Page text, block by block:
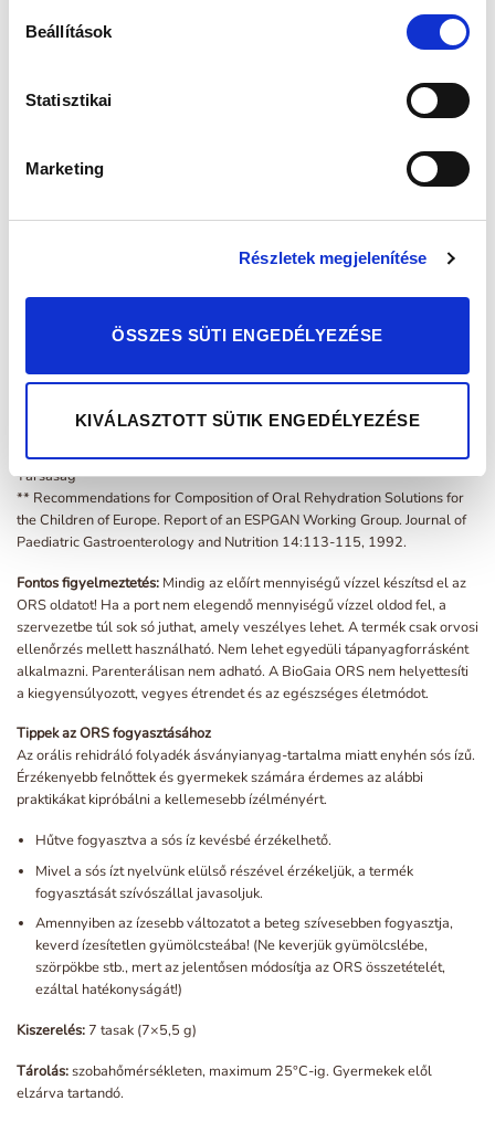
Beállítások
Statisztikai
Marketing
Részletek megjelenítése
ÖSSZES SÜTI ENGEDÉLYEZÉSE
KIVÁLASZTOTT SÜTIK ENGEDÉLYEZÉSE
Átlagos tápérték:
* Európai Gyermek Gasztroenterológiai és Táplálkozástudományi
Társaság
** Recommendations for Composition of Oral Rehydration Solutions for
the Children of Europe. Report of an ESPGAN Working Group. Journal of
Paediatric Gastroenterology and Nutrition 14:113-115, 1992.
Fontos figyelmeztetés: Mindig az előírt mennyiségű vízzel készítsd el az
ORS oldatot! Ha a port nem elegendő mennyiségű vízzel oldod fel, a
szervezetbe túl sok só juthat, amely veszélyes lehet. A termék csak orvosi
ellenőrzés mellett használható. Nem lehet egyedüli tápanyagforrásként
alkalmazni. Parenterálisan nem adható. A BioGaia ORS nem helyettesíti
a kiegyensúlyozott, vegyes étrendet és az egészséges életmódot.
Tippek az ORS fogyasztásához
Az orális rehidráló folyadék ásványianyag-tartalma miatt enyhén sós ízű.
Érzékenyebb felnőttek és gyermekek számára érdemes az alábbi
praktikákat kipróbálni a kellemesebb ízélményért.
Hűtve fogyasztva a sós íz kevésbé érzékelhető.
Mivel a sós ízt nyelvünk elülső részével érzékeljük, a termék
fogyasztását szívószállal javasoljuk.
Amennyiben az ízesebb változatot a beteg szívesebben fogyasztja,
keverd ízesítetlen gyümölcsteába! (Ne keverjük gyümölcslébe,
szörpökbe stb., mert az jelentősen módosítja az ORS összetételét,
ezáltal hatékonyságát!)
Kiszerelés:7 tasak (7×5,5 g)
Tárolás:szobahőmérsékleten, maximum 25°C-ig. Gyermekek elől
elzárva tartandó.